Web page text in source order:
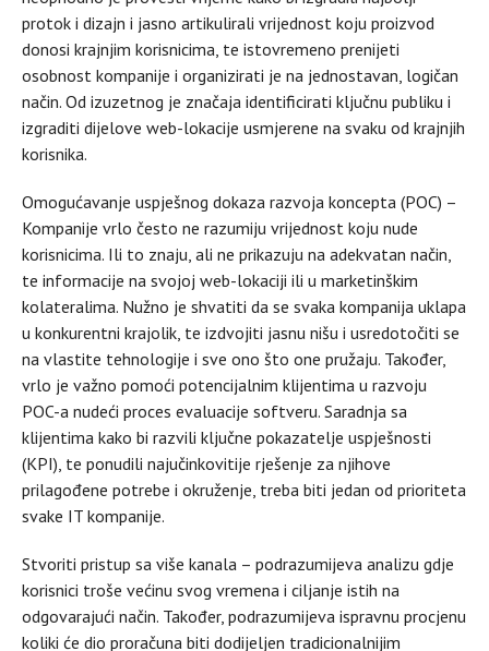
protok i dizajn i jasno artikulirali vrijednost koju proizvod
donosi krajnjim korisnicima, te istovremeno prenijeti
osobnost kompanije i organizirati je na jednostavan, logičan
način. Od izuzetnog je značaja identificirati ključnu publiku i
izgraditi dijelove web-lokacije usmjerene na svaku od krajnjih
korisnika.
Omogućavanje uspješnog dokaza razvoja koncepta (POC) –
Kompanije vrlo često ne razumiju vrijednost koju nude
korisnicima. Ili to znaju, ali ne prikazuju na adekvatan način,
te informacije na svojoj web-lokaciji ili u marketinškim
kolateralima. Nužno je shvatiti da se svaka kompanija uklapa
u konkurentni krajolik, te izdvojiti jasnu nišu i usredotočiti se
na vlastite tehnologije i sve ono što one pružaju. Također,
vrlo je važno pomoći potencijalnim klijentima u razvoju
POC-a nudeći proces evaluacije softveru. Saradnja sa
klijentima kako bi razvili ključne pokazatelje uspješnosti
(KPI), te ponudili najučinkovitije rješenje za njihove
prilagođene potrebe i okruženje, treba biti jedan od prioriteta
svake IT kompanije.
Stvoriti pristup sa više kanala – podrazumijeva analizu gdje
korisnici troše većinu svog vremena i ciljanje istih na
odgovarajući način. Također, podrazumijeva ispravnu procjenu
koliki će dio proračuna biti dodijeljen tradicionalnijim